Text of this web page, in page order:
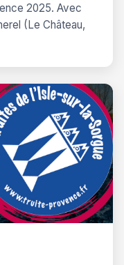
2025. Avec
(Le Château,